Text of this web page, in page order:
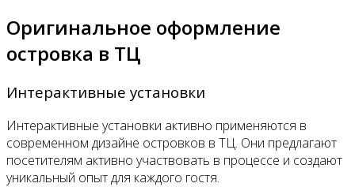
Оригинальное оформление
островка в ТЦ
Интерактивные установки
Интерактивные установки активно применяются в
современном дизайне островков в ТЦ. Они предлагают
посетителям активно участвовать в процессе и создают
уникальный опыт для каждого гостя.